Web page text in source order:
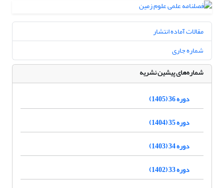
مقالات آماده انتشار
شماره جاری
شماره‌های پیشین نشریه
دوره 36 (1405)
دوره 35 (1404)
دوره 34 (1403)
دوره 33 (1402)